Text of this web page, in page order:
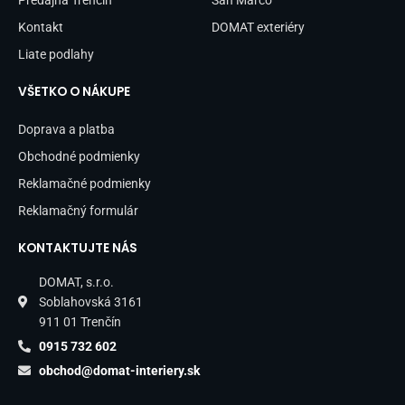
Kontakt
Liate podlahy
DOMAT exteriéry
VŠETKO O NÁKUPE
Doprava a platba
Obchodné podmienky
Reklamačné podmienky
Reklamačný formulár
KONTAKTUJTE NÁS
DOMAT, s.r.o.
Soblahovská 3161
911 01 Trenčín
0915 732 602
obchod@domat-interiery.sk